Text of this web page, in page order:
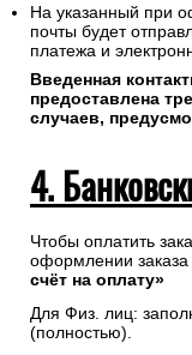
На указанный при
почты будет
платежа и
Введенная
предоставлена
случаев,
4.
Чтобы оплатить
оформлении заказа
счёт на оплату»
Для Физ. лиц:
(полностью).